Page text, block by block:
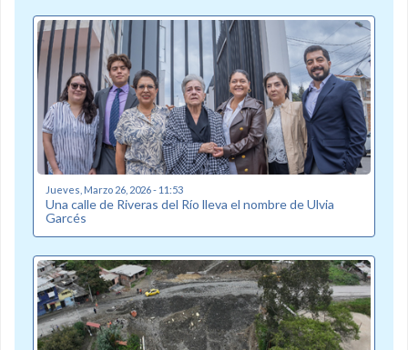
Jueves, Marzo 26, 2026 - 11:53
Una calle de Riveras del Río lleva el nombre de Ulvia
Garcés